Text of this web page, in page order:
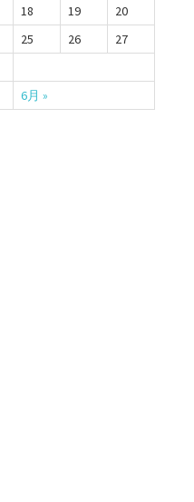
6月 »
18 19
20
25 26
27